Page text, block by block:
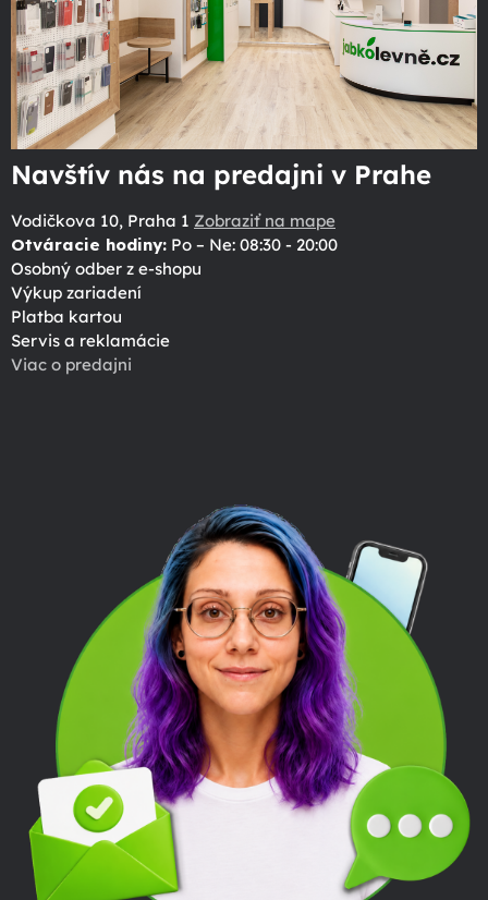
Navštív nás na predajni v Prahe
Vodičkova 10, Praha 1 Zobraziť na mape
Otváracie hodiny: Po – Ne: 08:30 - 20:00
Osobný odber z e-shopu
Výkup zariadení
Platba kartou
Servis a reklamácie
Viac o predajni